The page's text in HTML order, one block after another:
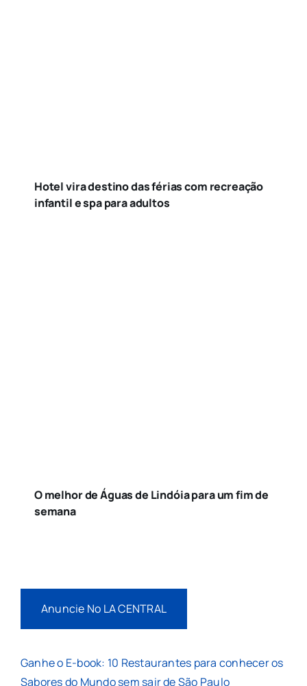
Hotel vira destino das férias com recreação
infantil e spa para adultos
O melhor de Águas de Lindóia para um fim de
semana
Anuncie No LA CENTRAL
Ganhe o E-book: 10 Restaurantes para conhecer os
Sabores do Mundo sem sair de São Paulo